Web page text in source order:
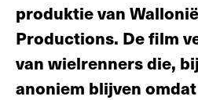
produktie van
Productions. De film
van wielrenners die,
anoniem blijven